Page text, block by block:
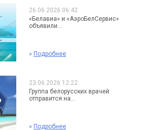
26.06.2026 06:42
«Белавиа» и «АэроБелСервис»
объявили...
» Подробнее
23.06.2026 12:22
Группа белорусских врачей
отправится на...
» Подробнее